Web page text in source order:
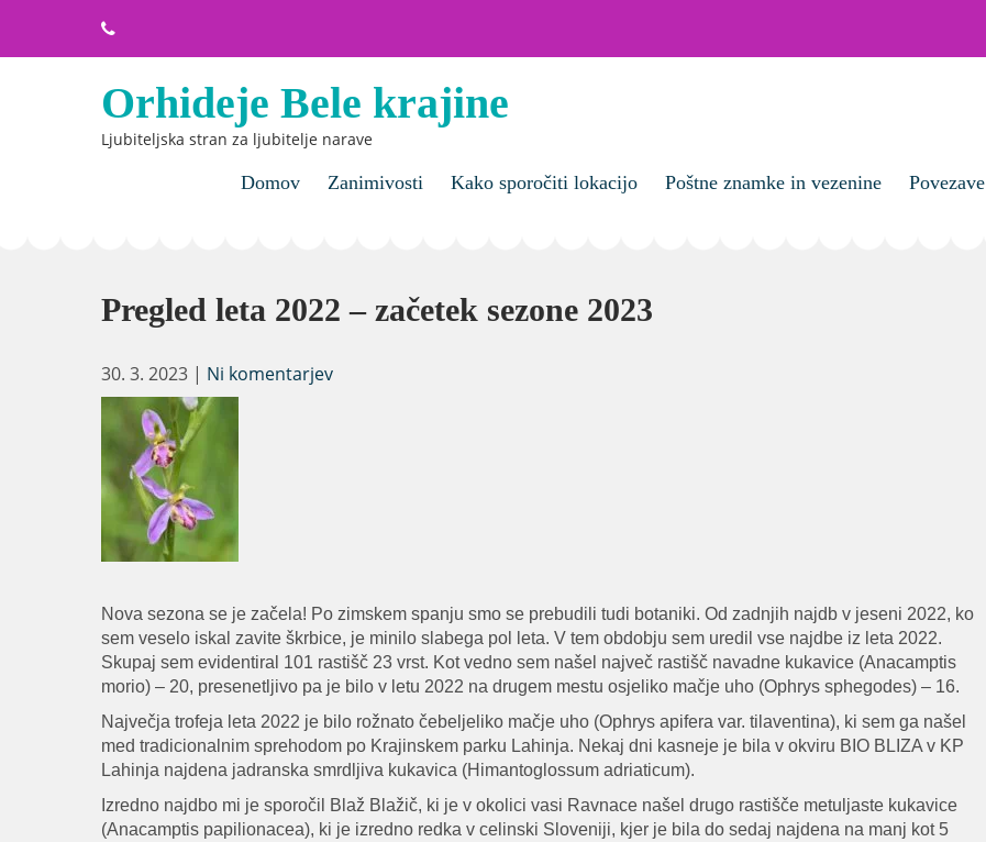
content
Orhideje Bele krajine
Ljubiteljska stran za ljubitelje narave
Domov Zanimivosti Kako sporočiti lokacijo Poštne znamke in vezenine Povezave
Pregled leta 2022 – začetek sezone 2023
30. 3. 2023 | Ni komentarjev
Nova sezona se je začela! Po zimskem spanju smo se prebudili tudi botaniki. Od zadnjih najdb v jeseni 2022, ko
sem veselo iskal zavite škrbice, je minilo slabega pol leta. V tem obdobju sem uredil vse najdbe iz leta 2022.
Skupaj sem evidentiral 101 rastišč 23 vrst. Kot vedno sem našel največ rastišč navadne kukavice (Anacamptis
morio) – 20, presenetljivo pa je bilo v letu 2022 na drugem mestu osjeliko mačje uho (Ophrys sphegodes) – 16.
Največja trofeja leta 2022 je bilo rožnato čebeljeliko mačje uho (Ophrys apifera var. tilaventina), ki sem ga našel
med tradicionalnim sprehodom po Krajinskem parku Lahinja. Nekaj dni kasneje je bila v okviru BIO BLIZA v KP
Lahinja najdena jadranska smrdljiva kukavica (Himantoglossum adriaticum).
Izredno najdbo mi je sporočil Blaž Blažič, ki je v okolici vasi Ravnace našel drugo rastišče metuljaste kukavice
(Anacamptis papilionacea), ki je izredno redka v celinski Sloveniji, kjer je bila do sedaj najdena na manj kot 5